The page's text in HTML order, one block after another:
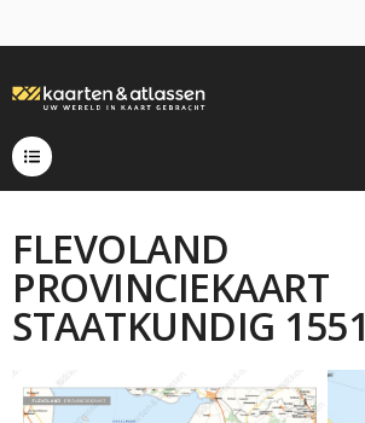
FLEVOLAND
PROVINCIEKAART
STAATKUNDIG 1551